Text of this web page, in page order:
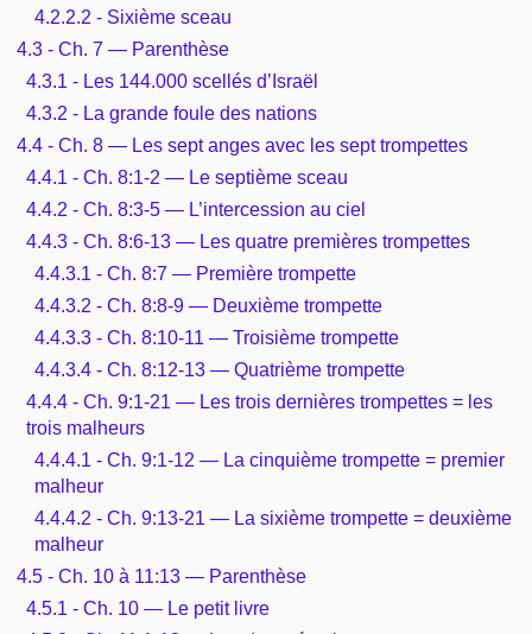
4.2.2.2 - Sixième sceau
4.3 - Ch. 7 — Parenthèse
4.3.1 - Les 144.000 scellés d’Israël
4.3.2 - La grande foule des nations
4.4 - Ch. 8 — Les sept anges avec les sept trompettes
4.4.1 - Ch. 8:1-2 — Le septième sceau
4.4.2 - Ch. 8:3-5 — L’intercession au ciel
4.4.3 - Ch. 8:6-13 — Les quatre premières trompettes
4.4.3.1 - Ch. 8:7 — Première trompette
4.4.3.2 - Ch. 8:8-9 — Deuxième trompette
4.4.3.3 - Ch. 8:10-11 — Troisième trompette
4.4.3.4 - Ch. 8:12-13 — Quatrième trompette
4.4.4 - Ch. 9:1-21 — Les trois dernières trompettes = les
trois malheurs
4.4.4.1 - Ch. 9:1-12 — La cinquième trompette = premier
malheur
4.4.4.2 - Ch. 9:13-21 — La sixième trompette = deuxième
malheur
4.5 - Ch. 10 à 11:13 — Parenthèse
4.5.1 - Ch. 10 — Le petit livre